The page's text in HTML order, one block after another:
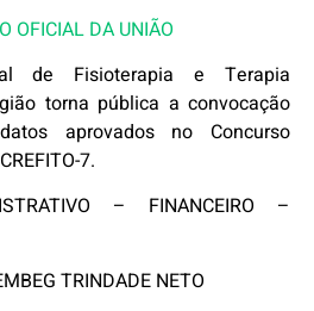
OFICIAL DA UNIÃO
de Fisioterapia e Terapia
torna pública a convocação
aprovados no Concurso
7.
– FINANCEIRO –
TRINDADE NETO